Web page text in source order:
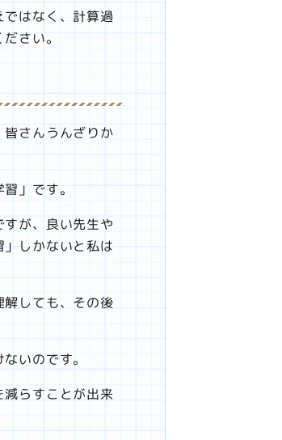
ではなく、計算過
さい。
さんうんざりか
」です。
が、良い先生や
しかないと私は
しても、その後
いのです。
らすことが出来